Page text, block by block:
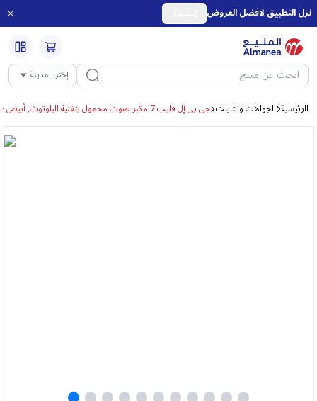
نزل التطبيق لافضل العروض
إختر المدينة
الرئيسية الجوالات والتابلت جى بى إل فليب 7 مكبر صوت محمول بتقنية البلوتوث, أبيض - JBLFLIP7WHT